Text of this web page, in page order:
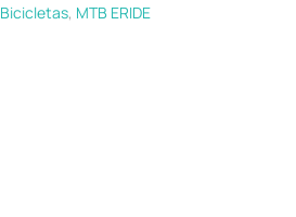
Bicicletas, MTB ERIDE